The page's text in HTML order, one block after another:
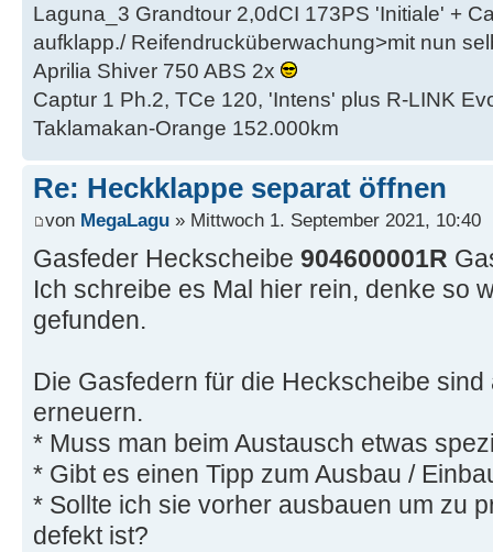
Laguna_3 Grandtour 2,0dCI 173PS 'Initiale' +
aufklapp./ Reifendrucküberwachung>mit nun
Aprilia Shiver 750 ABS 2x
Captur 1 Ph.2, TCe 120, 'Intens' plus R-LINK
Taklamakan-Orange 152.000km
Re: Heckklappe separat öffnen
von MegaLagu » Mittwoch 1. September 2021, 10:40
Gasfeder Heckscheibe 904600001R
Ich schreibe es Mal hier rein, denke so
gefunden.
Die Gasfedern für die Heckscheibe
erneuern.
* Muss man beim Austausch etwas
* Gibt es einen Tipp zum Ausbau /
* Sollte ich sie vorher ausbauen um zu
defekt ist?